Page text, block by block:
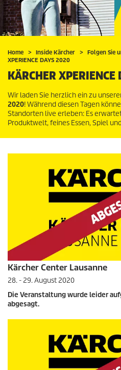
Home Inside Kärcher Folgen Sie
XPERIENCE DAYS 2020
KÄRCHER
Wir laden Sie herzlich ein zu
2020! Während diesen Tagen
Standorten live erleben: Es
Produktwelt, feines Essen, Spiel
Kärcher Center Lausanne
28. - 29. August 2020
Die Veranstaltung wurde leider
abgesagt.